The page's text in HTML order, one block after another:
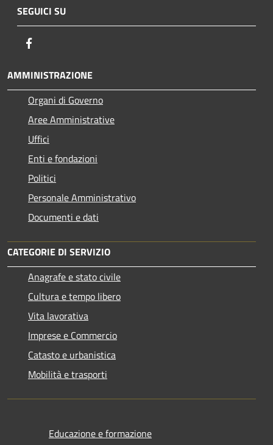
SEGUICI SU
AMMINISTRAZIONE
Organi di Governo
Aree Amministrative
Uffici
Enti e fondazioni
Politici
Personale Amministrativo
Documenti e dati
CATEGORIE DI SERVIZIO
Anagrafe e stato civile
Cultura e tempo libero
Vita lavorativa
Imprese e Commercio
Catasto e urbanistica
Mobilità e trasporti
Educazione e formazione